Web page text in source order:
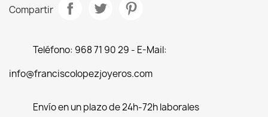
Compartir
Teléfono: 968 71 90 29 - E-Mail:
info@franciscolopezjoyeros.com
Envío en un plazo de 24h-72h laborales